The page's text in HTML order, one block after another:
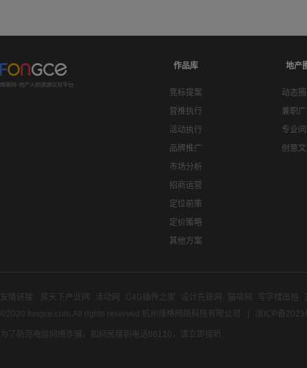
作品库
竞标提案
营推执行
活动执行
品牌推广
市场分析
招商运营
定位前策
定价策略
其他方案
地产
动态
兼职
专业
创意
友情链接: 房天下产业网 活动网 C4D插件之家 设计先锋网 猫啃网 写字楼出租
©2020 fongce.com.All rights reserved 杭州烽格网络科技有限公司
浙ICP备
为了防范电信网络诈骗，如网民接到电话96110，请立即接听